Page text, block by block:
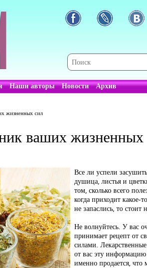
Наши авторы Новости Архив
жизненных сил
ваших жизненных
Все ли успели
душица, листья и
том, сколько всего
когда приходит какое-
не запаслись, то стоит
Не волнуйтесь. У вас
принимает рецепт от
силами.
от вас эту информацию
именно продается, что